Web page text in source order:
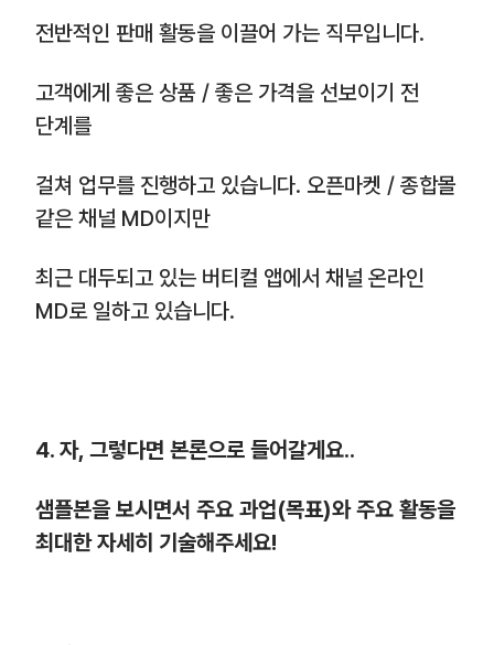
전반적인 판매 활동을 이끌어 가는 직무입니다.
고객에게 좋은 상품 / 좋은 가격을 선보이기 전
단계를
걸쳐 업무를 진행하고 있습니다. 오픈마켓 / 종합몰
같은 채널 MD이지만
최근 대두되고 있는 버티컬 앱에서 채널 온라인
MD로 일하고 있습니다.
4. 자, 그렇다면 본론으로 들어갈게요..
샘플본을 보시면서 주요 과업(목표)와 주요 활동을
최대한 자세히 기술해주세요!